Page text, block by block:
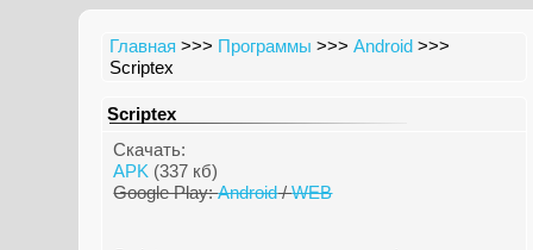
Главная >>> Программы >>>Android >>>
Scriptex
Scriptex
Скачать:
APK (337 кб)
Google Play:Android/WEB